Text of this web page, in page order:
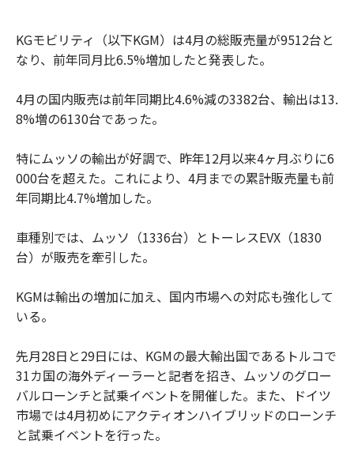
KGモビリティ（以下KGM）は4月の総販売量が9512台と
なり、前年同月比6.5%増加したと発表した。
4月の国内販売は前年同期比4.6%減の3382台、輸出は13.
8%増の6130台であった。
特にムッソの輸出が好調で、昨年12月以来4ヶ月ぶりに6
000台を超えた。これにより、4月までの累計販売量も前
年同期比4.7%増加した。
車種別では、ムッソ（1336台）とトーレスEVX（1830
台）が販売を牽引した。
KGMは輸出の増加に加え、国内市場への対応も強化して
いる。
先月28日と29日には、KGMの最大輸出国であるトルコで
31カ国の海外ディーラーと記者を招き、ムッソのグロー
バルローンチと試乗イベントを開催した。また、ドイツ
市場では4月初めにアクティオンハイブリッドのローンチ
と試乗イベントを行った。